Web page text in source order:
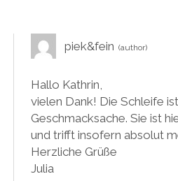
piek&fein
Hallo Kathrin,
vielen Dank! Die Schleife
Geschmacksache. Sie ist
und trifft insofern absolut
Herzliche Grüße
Julia